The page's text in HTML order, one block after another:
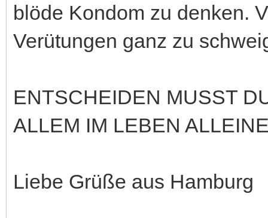
blöde Kondom zu denken.
Verütungen ganz zu
ENTSCHEIDEN MUSST
ALLEM IM LEBEN
Liebe Grüße aus Hamburg